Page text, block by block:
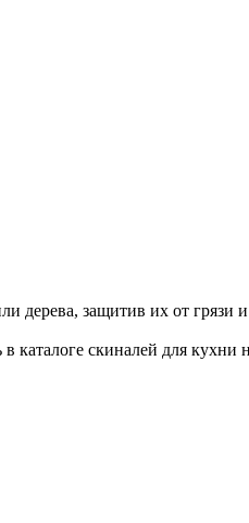
дерева, защитив их от
каталоге скиналей для кухни